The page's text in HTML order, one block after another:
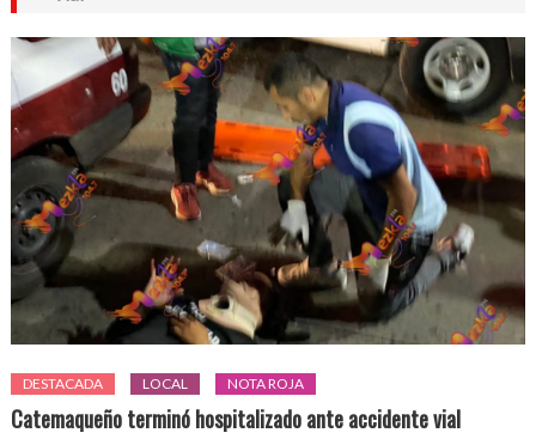
DESTACADA LOCAL NOTA ROJA
Catemaqueño terminó hospitalizado ante accidente vial